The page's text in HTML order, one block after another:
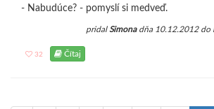
- Nabudúce? - pomyslí si medveď.
pridalSimonadňa 10.12.2012 do
32 Čítaj